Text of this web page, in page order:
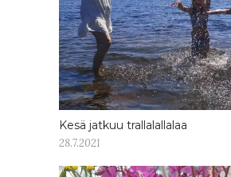
Kesä jatkuu trallalallalaa
28.7.2021